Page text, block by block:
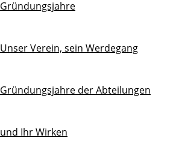
Gründungsjahre
Unser Verein, sein Werdegang
Gründungsjahre der Abteilungen
und Ihr Wirken